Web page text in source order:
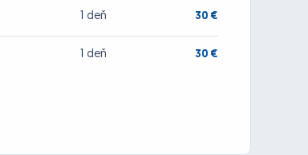
1 deň 30 €
1 deň 30 €